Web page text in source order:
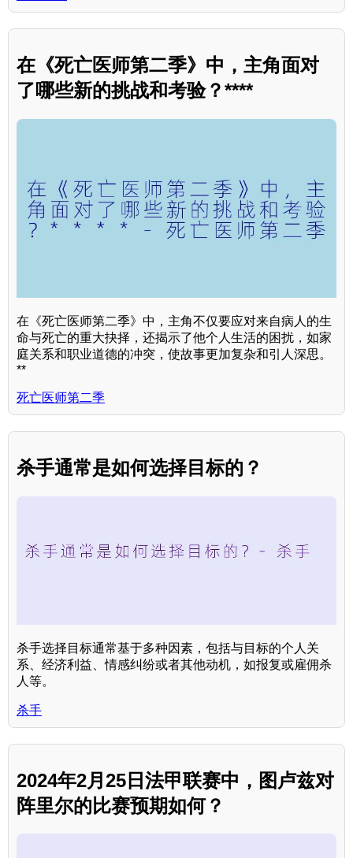
在《死亡医师第二季》中，主角面对
了哪些新的挑战和考验？****
在《死亡医师第二季》中，主角不仅要应对来自病人的生
命与死亡的重大抉择，还揭示了他个人生活的困扰，如家
庭关系和职业道德的冲突，使故事更加复杂和引人深思。
**
死亡医师第二季
杀手通常是如何选择目标的？
杀手选择目标通常基于多种因素，包括与目标的个人关
系、经济利益、情感纠纷或者其他动机，如报复或雇佣杀
人等。
杀手
2024年2月25日法甲联赛中，图卢兹对
阵里尔的比赛预期如何？